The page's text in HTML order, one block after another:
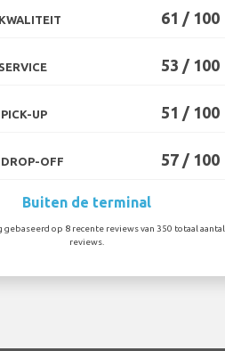
61 / 100
53 / 100
UP 51 / 100
OFF 57 / 100
Buiten de terminal
gebaseerd op 8 recente reviews van 350 totaal aantal
reviews.